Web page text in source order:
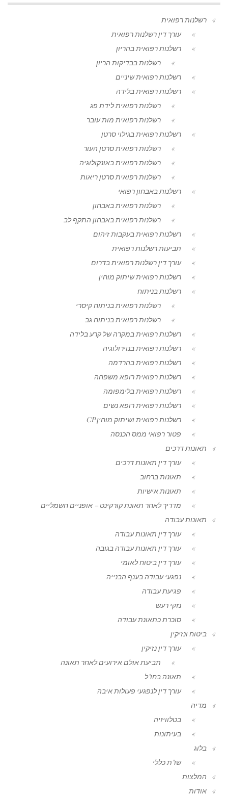
רשלנות רפואית
עורך דין רשלנות רפואית
רשלנות רפואית בהריון
רשלנות בבדיקות הריון
רשלנות רפואית שיניים
רשלנות רפואית בלידה
רשלנות רפואית לידת פג
רשלנות רפואית מות עובר
רשלנות רפואית בגילוי סרטן
רשלנות רפואית סרטן העור
רשלנות רפואית באונקולוגיה
רשלנות רפואית סרטן ריאות
רשלנות באבחון רפואי
רשלנות רפואית באבחון
רשלנות רפואית באבחון התקף לב
רשלנות רפואית בעקבות זיהום
תביעות רשלנות רפואית
עורך דין רשלנות רפואית בדרום
רשלנות רפואית שיתוק מוחין
רשלנות בניתוח
רשלנות רפואית בניתוח קיסרי
רשלנות רפואית בניתוח גב
רשלנות רפואית במקרה של קרע בלידה
רשלנות רפואית בנוירולוגיה
רשלנות רפואית בהרדמה
רשלנות רפואית רופא משפחה
רשלנות רפואית בלימפומה
רשלנות רפואית רופא נשים
רשלנות רפואית ושיתוק מוחין CP
פטור רפואי ממס הכנסה
תאונות דרכים
עורך דין תאונות דרכים
תאונות ברחוב
תאונות אישיות
מדריך לאחר תאונת קורקינט – אופניים חשמליים
תאונות עבודה
עורך דין תאונות עבודה
עורך דין תאונות עבודה בגובה
עורך דין ביטוח לאומי
נפגעי עבודה בענף הבנייה
פגיעת עבודה
נזקי רעש
סוכרת כתאונת עבודה
ביטוח ונזיקין
עורך דין נזיקין
תביעת אולם אירועים לאחר תאונה
תאונה בחו"ל
עורך דין לנפגעי פעולות איבה
מדיה
בטלוויזיה
בעיתונות
בלוג
שו"ת כללי
המלצות
אודות